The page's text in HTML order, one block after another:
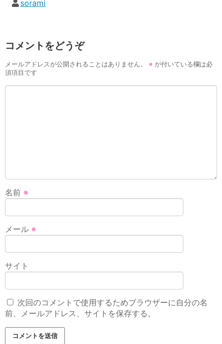
sorami
コメントをどうぞ
メールアドレスが公開されることはありません。 ※ が付いている欄は必
須項目です
名前 ※
メール ※
サイト
次回のコメントで使用するためブラウザーに自分の名
前、メールアドレス、サイトを保存する。